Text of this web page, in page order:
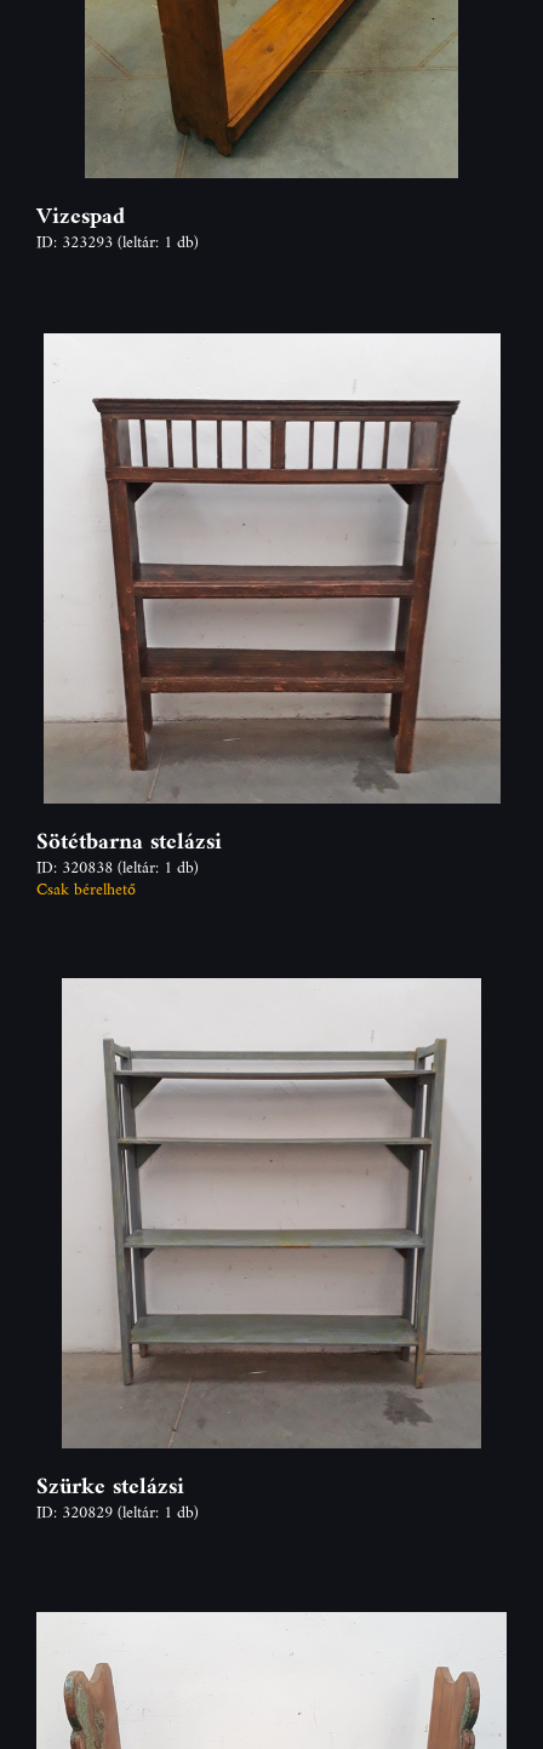
Vizespad
ID: 323293(leltár: 1 db)
Sötétbarna stelázsi
ID: 320838(leltár: 1 db)
Csak bérelhető
Szürke stelázsi
ID: 320829(leltár: 1 db)